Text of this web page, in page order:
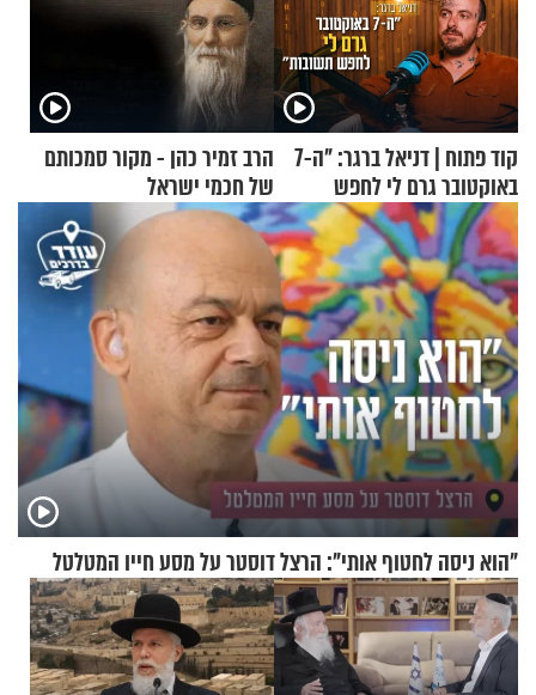
קוד פתוח | דניאל ברגר: "ה-7
באוקטובר גרם לי לחפש
תשובות"
הרב זמיר כהן - מקור סמכותם
של חכמי ישראל
"הוא ניסה לחטוף אותי": הרצל דוסטר על מסע חייו המטלטל